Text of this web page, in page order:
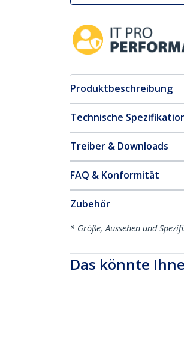
Produktbeschreibung
Technische
Treiber & Downloads
FAQ & Konformität
Zubehör
* Größe, Aussehen und
Das könnte